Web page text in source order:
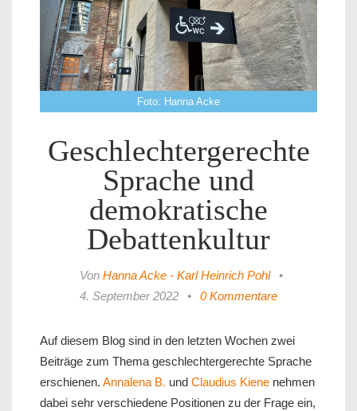
Foto: Hanna Acke
Geschlechtergerechte
Sprache und
demokratische
Debattenkultur
Von Hanna Acke - Karl Heinrich Pohl
•
4. September 2022
• 0 Kommentare
Auf diesem Blog sind in den letzten Wochen zwei
Beiträge zum Thema geschlechtergerechte Sprache
erschienen. Annalena B. und Claudius Kiene nehmen
dabei sehr verschiedene Positionen zu der Frage ein,